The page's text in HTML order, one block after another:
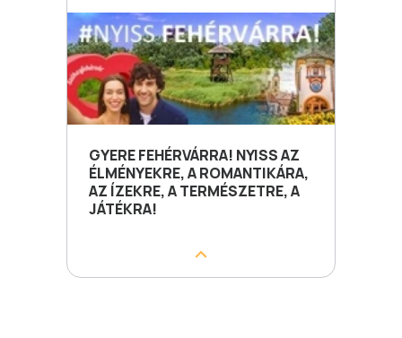
GYERE FEHÉRVÁRRA! NYISS AZ
ÉLMÉNYEKRE, A ROMANTIKÁRA,
AZ ÍZEKRE, A TERMÉSZETRE, A
JÁTÉKRA!